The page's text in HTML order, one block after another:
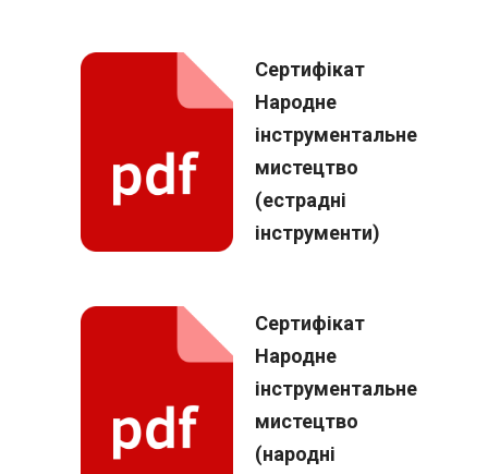
Сертифікат
Народне
інструментальне
мистецтво
(естрадні
інструменти)
Сертифікат
Народне
інструментальне
мистецтво
(народні